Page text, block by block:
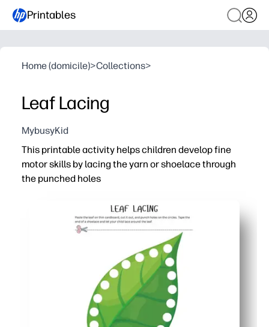
Printables
Home (domicile)>Collections>
Leaf Lacing
MybusyKid
This printable activity helps children develop fine
motor skills by lacing the yarn or shoelace through
the punched holes